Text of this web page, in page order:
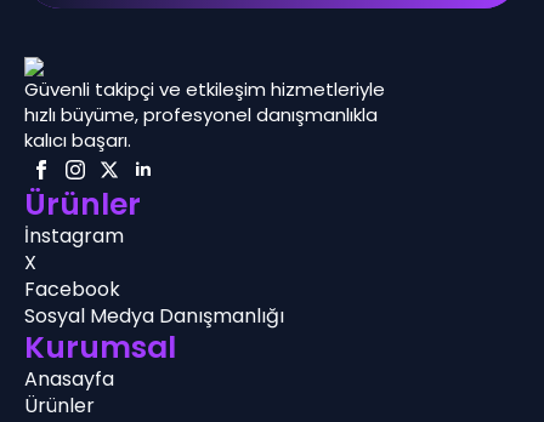
Güvenli takipçi ve etkileşim hizmetleriyle
hızlı büyüme, profesyonel danışmanlıkla
kalıcı başarı.
Ürünler
İnstagram
X
Facebook
Sosyal Medya Danışmanlığı
Kurumsal
Anasayfa
Ürünler